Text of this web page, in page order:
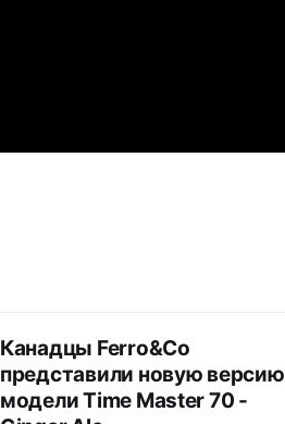
Канадцы Ferro&Co
представили новую версию
модели Time Master 70 -